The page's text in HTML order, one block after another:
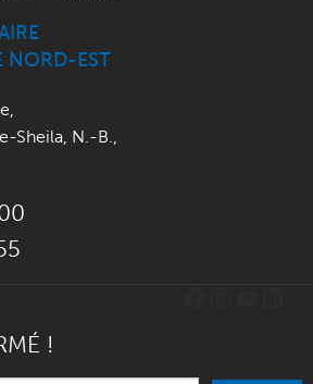
NORD-EST
,
Sheila, N.-B.,
!